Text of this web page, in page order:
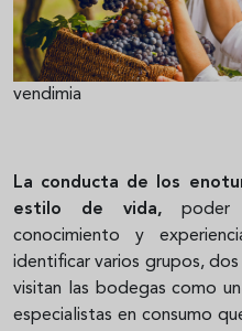
vendimia
La conducta de los
estilo de vida, poder
conocimiento y
identificar varios grupos,
visitan las bodegas como
especialistas en consumo